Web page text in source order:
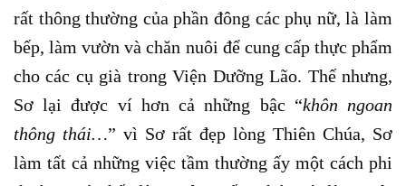
rất thông thường của phần đông các phụ nữ, là làm
bếp, làm vườn và chăn nuôi để cung cấp thực phẩm
cho các cụ già trong Viện Dưỡng Lão. Thế nhưng,
Sơ lại được ví hơn cả những bậc “khôn ngoan
thông thái…” vì Sơ rất đẹp lòng Thiên Chúa, Sơ
làm tất cả những việc tầm thường ấy một cách phi